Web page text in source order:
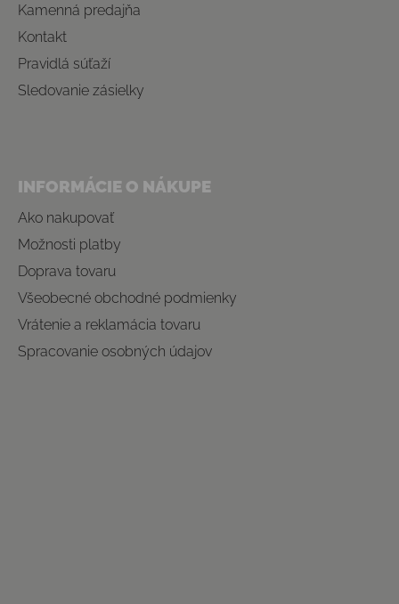
Kamenná predajňa
Kontakt
Pravidlá súťaží
Sledovanie zásielky
INFORMÁCIE O NÁKUPE
Ako nakupovať
Možnosti platby
Doprava tovaru
Všeobecné obchodné podmienky
Vrátenie a reklamácia tovaru
Spracovanie osobných údajov